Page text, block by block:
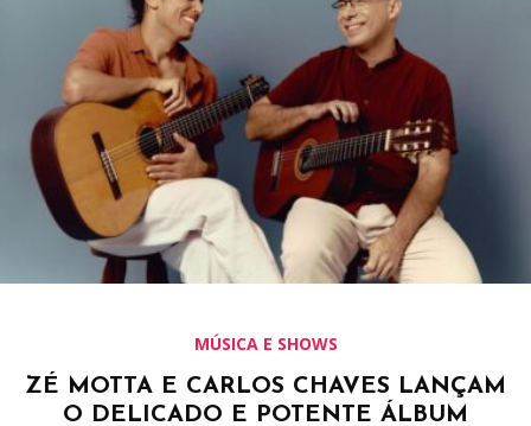
MÚSICA E SHOWS
ZÉ MOTTA E CARLOS CHAVES LANÇAM
O DELICADO E POTENTE ÁLBUM